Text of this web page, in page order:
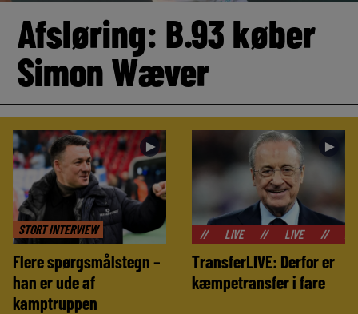
Afsløring: B.93 køber
Simon Wæver
STORT INTERVIEW
►
Flere spørgsmålstegn –
han er ude af
kamptruppen
►
// LIVE LIVE
TransferLIVE: Derfor er
kæmpetransfer i fare